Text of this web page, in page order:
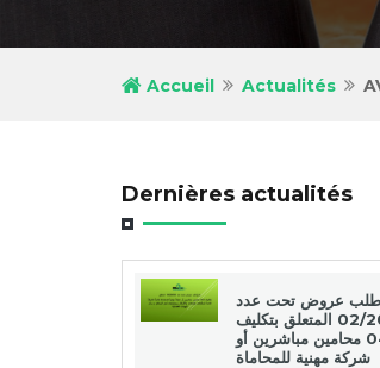
Accueil Actualités
Dernières actualités
طلب عروض تحت عدد
02/2026 المتعلق بتكليف
04 محامين مباشرين أو
شركة مهنية للمحاماة